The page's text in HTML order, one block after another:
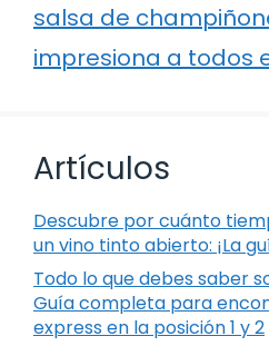
salsa de
impresiona a todos
Artículos
Descubre por cuánto
un vino tinto abierto: ¡La
Todo lo que debes saber
Guía completa para
express en la posición 1 y 2